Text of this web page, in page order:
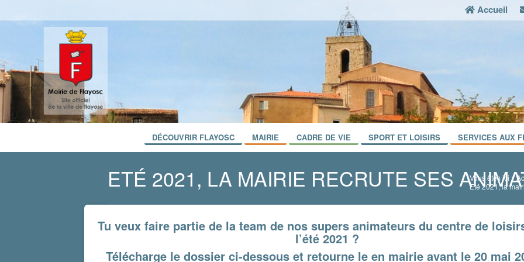
Accueil
DÉCOUVRIR FLAYOSC MAIRIE CADRE DE VIE SPORT ET LOISIRS SERVICES AUX
ETÉ 2021, LA MAIRIE RECRUTE SES Vous êtes ici :
Eté 2021, la
Tu veux faire partie de la team de nos supers animateurs du centre de
l’été 2021 ?
Télécharge le dossier ci-dessous et retourne le en mairie avant le 20 mai